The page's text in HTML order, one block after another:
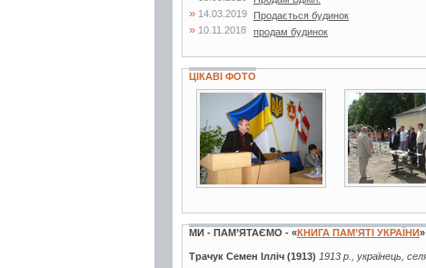
» 14.03.2019 Продається будинок
» 10.11.2018
продам будинок
ЦІКАВІ ФОТО
4 фото 3 фото
МИ - ПАМ’ЯТАЄМО - «КНИГА ПАМ’ЯТІ УКРАЇНИ
Трачук Семен Ілліч (1913) 1913 р., українець,